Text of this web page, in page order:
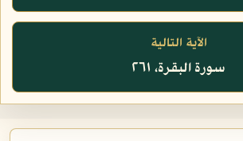
الآية التالية
سورة البقرة، ٢٦١